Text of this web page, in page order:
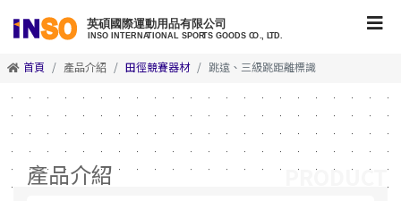
首頁 產品介紹 田徑競賽器材 跳遠、三級跳距離標識
產品介紹 PRODUCT